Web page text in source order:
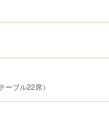
ーブル22席）